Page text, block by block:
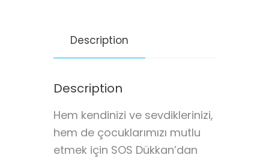
Description
Description
Hem kendinizi ve sevdiklerinizi,
hem de çocuklarımızı mutlu
etmek için SOS Dükkan’dan